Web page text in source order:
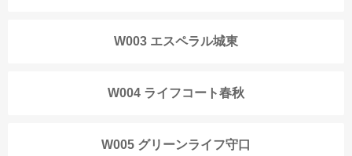
W003 エスペラル城東
W004 ライフコート春秋
W005 グリーンライフ守口